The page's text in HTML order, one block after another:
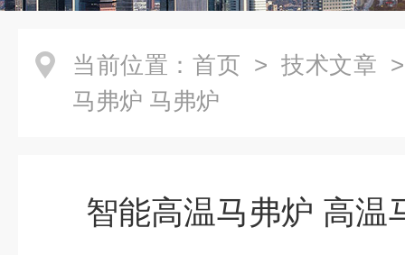
当前位置： 首页 > 技术文章
马弗炉 马弗炉
智能高温马弗炉 高温